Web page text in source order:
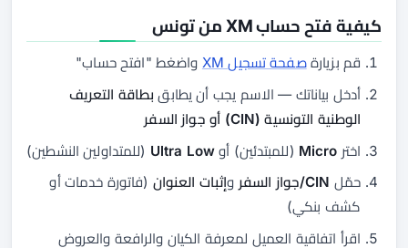
كيفية فتح حساب XM من تونس
قم بزيارةصفحة تسجيل XM
واضغط "افتح حساب"
أدخل بياناتك — الاسم يجب أن يطابق بطاقة التعريف
الوطنية التونسية (CIN) أو جواز السفر
اختر Micro (للمبتدئين) أوUltra Low (للمتداولين النشطين)
حمّل CIN/جواز السفر وإثبات العنوان (فاتورة خدمات أو
كشف بنكي)
اقرأ اتفاقية العميل لمعرفة الكيان والرافعة والعروض